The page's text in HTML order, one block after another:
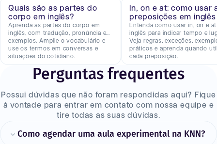
Quais são as partes do
corpo em inglês?
Aprenda as partes do corpo em
inglês, com tradução, pronúncia e
exemplos. Amplie o vocabulário e
use os termos em conversas e
situações do cotidiano.
In, on e at: como usar
preposições em inglês
Entenda como usar in, on e
inglês para indicar tempo e
Veja regras, exceções,
práticos e aprenda quando
cada preposição.
Perguntas frequentes
Possui dúvidas que não foram respondidas aqui? Fique
à vontade para entrar em contato com nossa equipe e
tire todas as suas dúvidas.
Como agendar uma aula experimental na KNN?